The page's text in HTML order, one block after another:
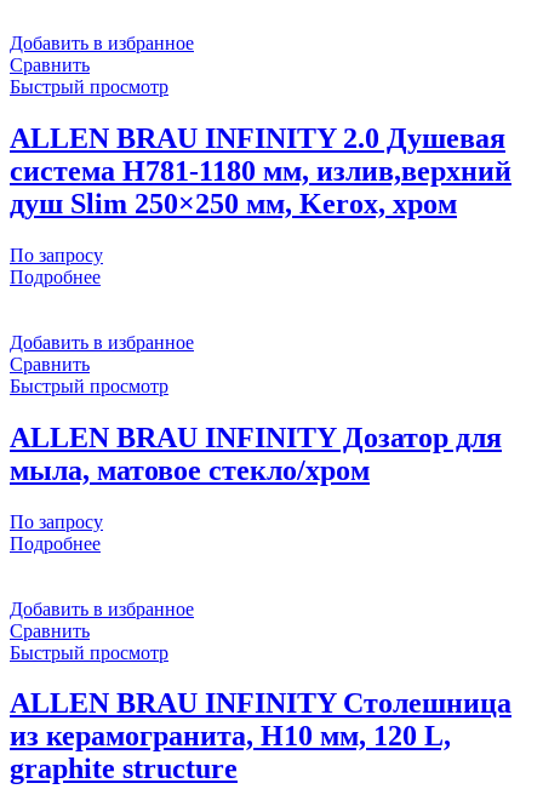
Добавить в избранное
Сравнить
Быстрый просмотр
ALLEN BRAU INFINITY 2.0 Душевая
система H781-1180 мм, излив,верхний
душ Slim 250×250 мм, Kerox, хром
По запросу
Подробнее
Добавить в избранное
Сравнить
Быстрый просмотр
ALLEN BRAU INFINITY Дозатор для
мыла, матовое стекло/хром
По запросу
Подробнее
Добавить в избранное
Сравнить
Быстрый просмотр
ALLEN BRAU INFINITY Столешница
из керамогранита, H10 мм, 120 L,
graphite structure